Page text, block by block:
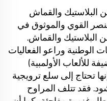
البلاستيك والقماش
القوي والموثوق في
البلاستيك والقماش.
الوطنية وراعو الفعاليات
للألعاب الأولمبية)
تحتاج إلى سلع ترويجية
فقد تتلف المراوح